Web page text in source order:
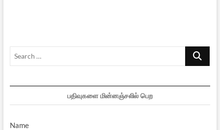
Search
பதிவுகளை மின்னஞ்சலில் பெற
Name